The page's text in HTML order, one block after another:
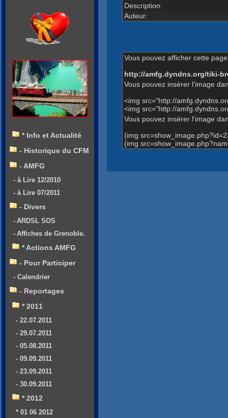
Description:
Auteur:
Vous pouvez afficher cette
http://amfg.dyndns.org/tiki-
Vous pouvez insérer l'image
<img src="http://
<img src="http://
Vous pouvez insérer l'image
{img
{img
* Info et Actualité
- Historique du CFM
- AMFG
- à Lire 12/2010
- à Lire 07/2011
- Divers
- ARDSL SOS
- Affiches de Grenoble.
* Actions AMFG
- Pour Participer
- Calendrier
- Reportages
* 2011
- 22.07.2011
- 29.07.2011
- 05.08.2011
- 09.09.2011
- 23.09.2011
- 30.09.2011
* 2012
* 01 06 2012